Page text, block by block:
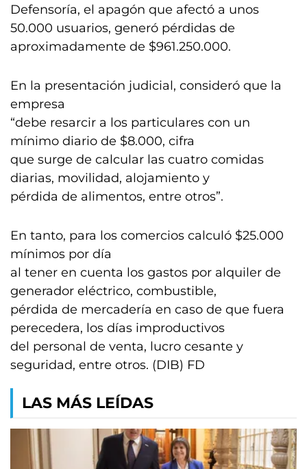
Defensoría, el apagón que afectó a unos
50.000 usuarios, generó pérdidas de
aproximadamente de $961.250.000.
En la presentación judicial, consideró que la
empresa
“debe resarcir a los particulares con un
mínimo diario de $8.000, cifra
que surge de calcular las cuatro comidas
diarias, movilidad, alojamiento y
pérdida de alimentos, entre otros”.
En tanto, para los comercios calculó $25.000
mínimos por día
al tener en cuenta los gastos por alquiler de
generador eléctrico, combustible,
pérdida de mercadería en caso de que fuera
perecedera, los días improductivos
del personal de venta, lucro cesante y
seguridad, entre otros. (DIB) FD
LAS MÁS LEÍDAS